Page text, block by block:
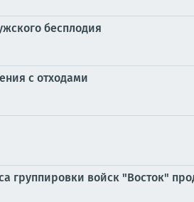
бесплодия
с отходами
группировки войск "Восток"